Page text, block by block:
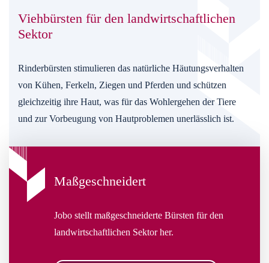
Viehbürsten für den landwirtschaftlichen
Sektor
Rinderbürsten stimulieren das natürliche Häutungsverhalten
von Kühen, Ferkeln, Ziegen und Pferden und schützen
gleichzeitig ihre Haut, was für das Wohlergehen der Tiere
und zur Vorbeugung von Hautproblemen unerlässlich ist.
Maßgeschneidert
Jobo stellt maßgeschneiderte Bürsten für den
landwirtschaftlichen Sektor her.